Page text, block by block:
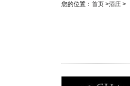
您的位置： 首页 >酒庄 >